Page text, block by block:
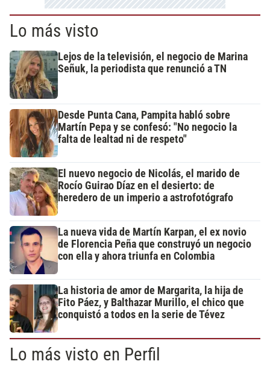
Lo más visto
Lejos de la televisión, el negocio de Marina
Señuk, la periodista que renunció a TN
Desde Punta Cana, Pampita habló sobre
Martín Pepa y se confesó: "No negocio la
falta de lealtad ni de respeto"
El nuevo negocio de Nicolás, el marido de
Rocío Guirao Díaz en el desierto: de
heredero de un imperio a astrofotógrafo
La nueva vida de Martín Karpan, el ex novio
de Florencia Peña que construyó un negocio
con ella y ahora triunfa en Colombia
La historia de amor de Margarita, la hija de
Fito Páez, y Balthazar Murillo, el chico que
conquistó a todos en la serie de Tévez
Lo más visto en Perfil